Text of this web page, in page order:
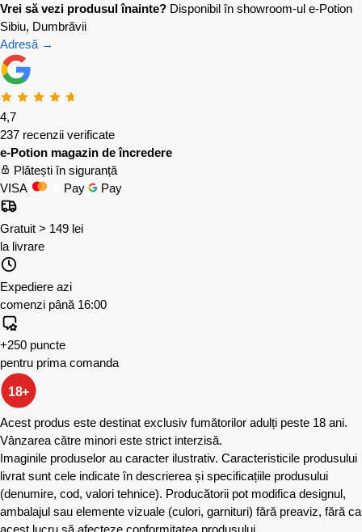
Vrei să vezi produsul înainte? Disponibil în showroom-ul e-Potion
Sibiu, Dumbrăvii
Adresă →
4,7
237 recenzii verificate
e-Potion magazin de încredere
Plătești în siguranță
VISA
Pay Pay
Gratuit > 149 lei
la livrare
Expediere azi
comenzi până 16:00
+250 puncte
pentru prima comanda
18+
Acest produs este destinat exclusiv fumătorilor adulți peste 18 ani.
Vânzarea către minori este strict interzisă.
Imaginile produselor au caracter ilustrativ. Caracteristicile produsului
livrat sunt cele indicate în descrierea și specificațiile produsului
(denumire, cod, valori tehnice). Producătorii pot modifica designul,
ambalajul sau elemente vizuale (culori, garnituri) fără preaviz, fără ca
acest lucru să afecteze conformitatea produsului.